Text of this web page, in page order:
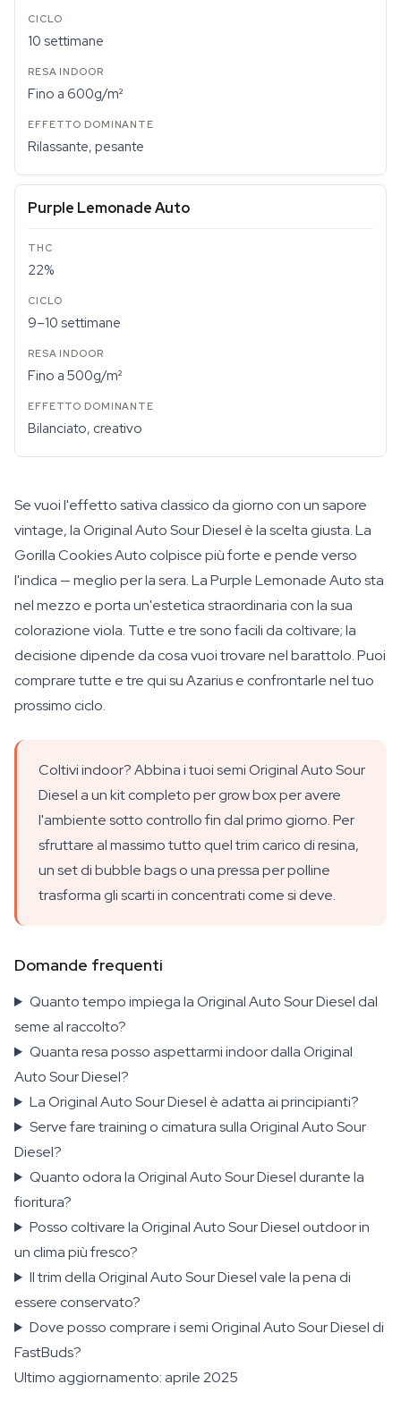
10 settimane
Fino a 600g/m²
Rilassante, pesante
Purple Lemonade Auto
22%
9–10 settimane
Fino a 500g/m²
Bilanciato, creativo
Se vuoi l'effetto sativa classico da giorno con un sapore
vintage, la Original Auto Sour Diesel è la scelta giusta. La
Gorilla Cookies Auto colpisce più forte e pende verso
l'indica — meglio per la sera. La Purple Lemonade Auto sta
nel mezzo e porta un'estetica straordinaria con la sua
colorazione viola. Tutte e tre sono facili da coltivare; la
decisione dipende da cosa vuoi trovare nel barattolo. Puoi
comprare tutte e tre qui su Azarius e confrontarle nel tuo
prossimo ciclo.
Coltivi indoor? Abbina i tuoi semi Original Auto Sour
Diesel a un kit completo per grow box per avere
l'ambiente sotto controllo fin dal primo giorno. Per
sfruttare al massimo tutto quel trim carico di resina,
un set di bubble bags o una pressa per polline
trasforma gli scarti in concentrati come si deve.
Domande frequenti
Quanto tempo impiega la Original Auto Sour Diesel dal
seme al raccolto?
Quanta resa posso aspettarmi indoor dalla Original
Auto Sour Diesel?
La Original Auto Sour Diesel è adatta ai principianti?
Serve fare training o cimatura sulla Original Auto Sour
Diesel?
Quanto odora la Original Auto Sour Diesel durante la
fioritura?
Posso coltivare la Original Auto Sour Diesel outdoor in
un clima più fresco?
Il trim della Original Auto Sour Diesel vale la pena di
essere conservato?
Dove posso comprare i semi Original Auto Sour Diesel di
FastBuds?
Ultimo aggiornamento: aprile 2025